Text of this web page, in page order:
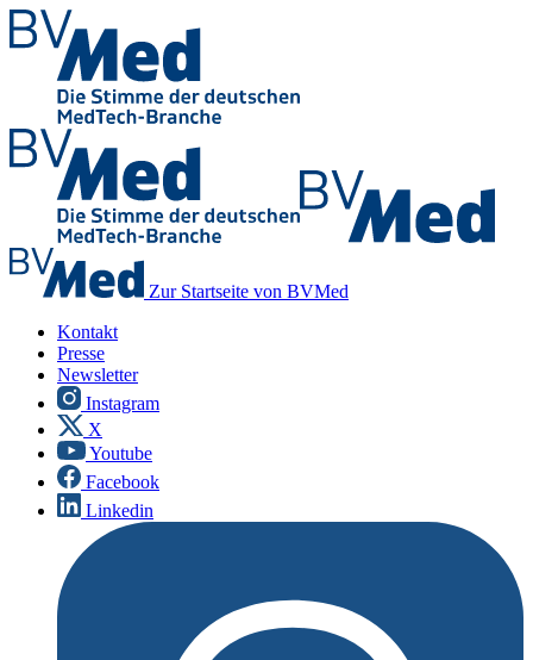
Zur Startseite von BVMed
Kontakt
Presse
Newsletter
Instagram
X
Youtube
Facebook
Linkedin